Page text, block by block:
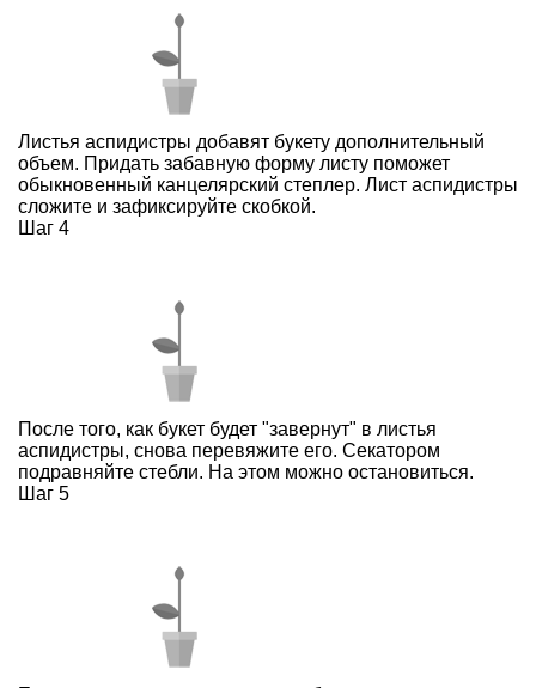
Листья аспидистры добавят букету дополнительный
объем. Придать забавную форму листу поможет
обыкновенный канцелярский степлер. Лист аспидистры
сложите и зафиксируйте скобкой.
Шаг 4
После того, как букет будет "завернут" в листья
аспидистры, снова перевяжите его. Секатором
подравняйте стебли. На этом можно остановиться.
Шаг 5